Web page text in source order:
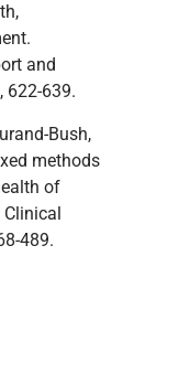
and
622-639.
Bush,
methods
of
489.